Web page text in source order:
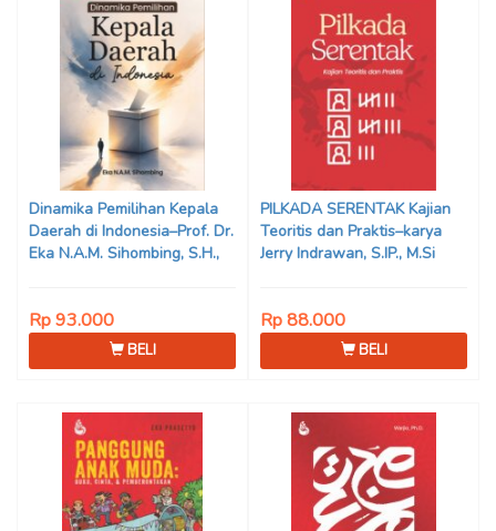
Dinamika Pemilihan Kepala
Daerah di Indonesia–Prof. Dr.
Eka N.A.M. Sihombing, S.H.,
Rp 93.000
BELI
PILKADA SERENTAK Kajian
Teoritis dan Praktis–karya
Jerry Indrawan, S.IP., M.Si
Rp 88.000
BELI